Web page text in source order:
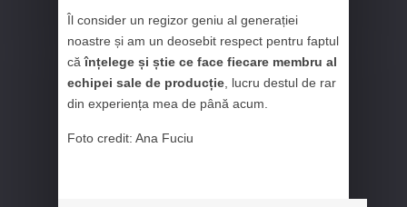
Îl consider un regizor geniu al generației
noastre și am un deosebit respect pentru faptul
căînțelege și știe ce face fiecare membru al
echipei sale de producție , lucru destul de rar
din experiența mea de până acum.
Foto credit: Ana Fuciu